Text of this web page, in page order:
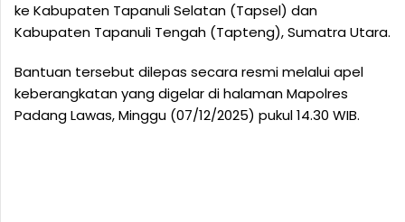
ke Kabupaten Tapanuli Selatan (Tapsel) dan
Kabupaten Tapanuli Tengah (Tapteng), Sumatra Utara.
Bantuan tersebut dilepas secara resmi melalui apel
keberangkatan yang digelar di halaman Mapolres
Padang Lawas, Minggu (07/12/2025) pukul 14.30 WIB.